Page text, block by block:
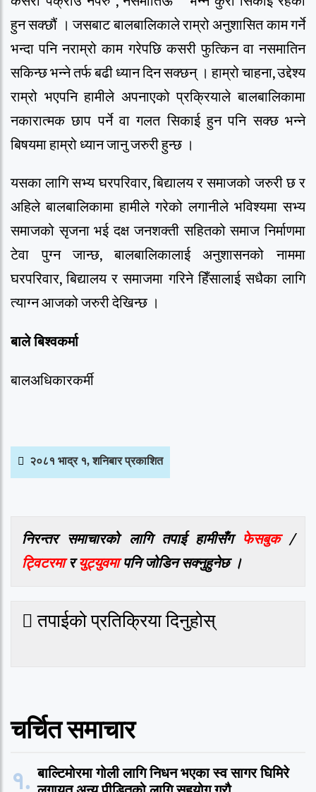
हुन सक्छौं । जसबाट बालबालिकाले राम्रो अनुशासित काम गर्ने
भन्दा पनि नराम्रो काम गरेपछि कसरी फुत्किन वा नसमातिन
सकिन्छ भन्ने तर्फ बढी ध्यान दिन सक्छन् । हाम्रो चाहना, उद्देश्य
राम्रो भएपनि हामीले अपनाएको प्रक्रियाले बालबालिकामा
नकारात्मक छाप पर्ने वा गलत सिकाई हुन पनि सक्छ भन्ने
बिषयमा हाम्रो ध्यान जानु जरुरी हुन्छ ।
यसका लागि सभ्य घरपरिवार, बिद्यालय र समाजको जरुरी छ र
अहिले बालबालिकामा हामीले गरेको लगानीले भविश्यमा सभ्य
समाजको सृजना भई दक्ष जनशक्ती सहितको समाज निर्माणमा
टेवा पुग्न जान्छ, बालबालिकालाई अनुशासनको नाममा
घरपरिवार, बिद्यालय र समाजमा गरिने हिँसालाई सधैका लागि
त्याग्न आजको जरुरी देखिन्छ ।
बाले बिश्वकर्मा
बालअधिकारकर्मी
२०८१ भाद्र १, शनिबार प्रकाशित
निरन्तर समाचारको लागि तपाई हामीसँग फेसबुक/
ट्विटरमारयुट्युवमापनि जोडिन सक्नुहुनेछ ।
तपाईको प्रतिक्रिया दिनुहोस्
चर्चित समाचार
१. बाल्टिमोरमा गोली लागि निधन भएका स्व सागर घिमिरे